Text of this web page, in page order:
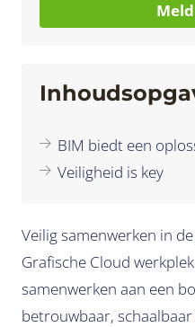
BIM biedt een
Veiligheid is key
Veilig samenwerken in
Grafische Cloud
samenwerken aan een
betrouwbaar,